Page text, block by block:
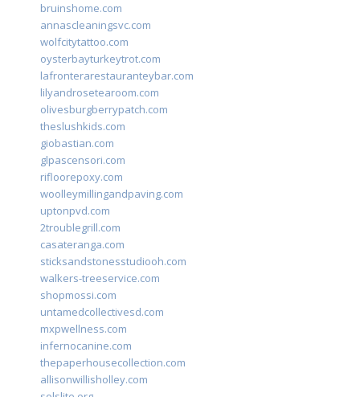
bruinshome.com
annascleaningsvc.com
wolfcitytattoo.com
oysterbayturkeytrot.com
lafronterarestauranteybar.com
lilyandrosetearoom.com
olivesburgberrypatch.com
theslushkids.com
giobastian.com
glpascensori.com
rifloorepoxy.com
woolleymillingandpaving.com
uptonpvd.com
2troublegrill.com
casateranga.com
sticksandstonesstudiooh.com
walkers-treeservice.com
shopmossi.com
untamedcollectivesd.com
mxpwellness.com
infernocanine.com
thepaperhousecollection.com
allisonwillisholley.com